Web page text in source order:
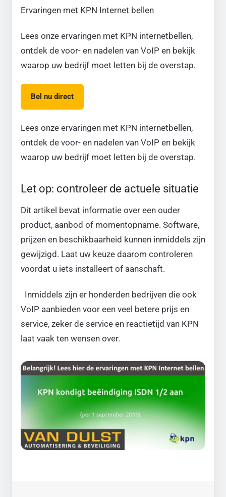
Ervaringen met KPN Internet bellen
Lees onze ervaringen met KPN internetbellen,
ontdek de voor- en nadelen van VoIP en bekijk
waarop uw bedrijf moet letten bij de overstap.
Bel nu direct
Lees onze ervaringen met KPN internetbellen,
ontdek de voor- en nadelen van VoIP en bekijk
waarop uw bedrijf moet letten bij de overstap.
Let op: controleer de actuele situatie
Dit artikel bevat informatie over een ouder
product, aanbod of momentopname. Software,
prijzen en beschikbaarheid kunnen inmiddels zijn
gewijzigd. Laat uw keuze daarom controleren
voordat u iets installeert of aanschaft.
Inmiddels zijn er honderden bedrijven die ook
VoIP aanbieden voor een veel betere prijs en
service, zeker de service en reactietijd van KPN
laat vaak ten wensen over.